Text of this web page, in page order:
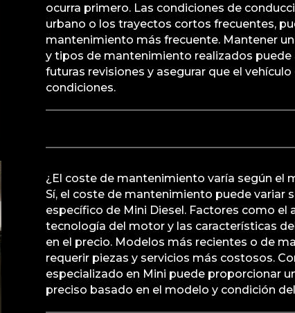
ocurra primero. Las condiciones de
urbano o los trayectos cortos frecuentes,
mantenimiento más frecuente. Mantener
y tipos de mantenimiento realizados puede
futuras revisiones y asegurar que el
condiciones.
¿El coste de mantenimiento varía según el
Sí, el coste de mantenimiento puede variar
específico de Mini Diesel. Factores como el
tecnología del motor y las características
en el precio. Modelos más recientes o de
requerir piezas y servicios más costosos.
especializado en Mini puede proporcionar
preciso basado en el modelo y condición